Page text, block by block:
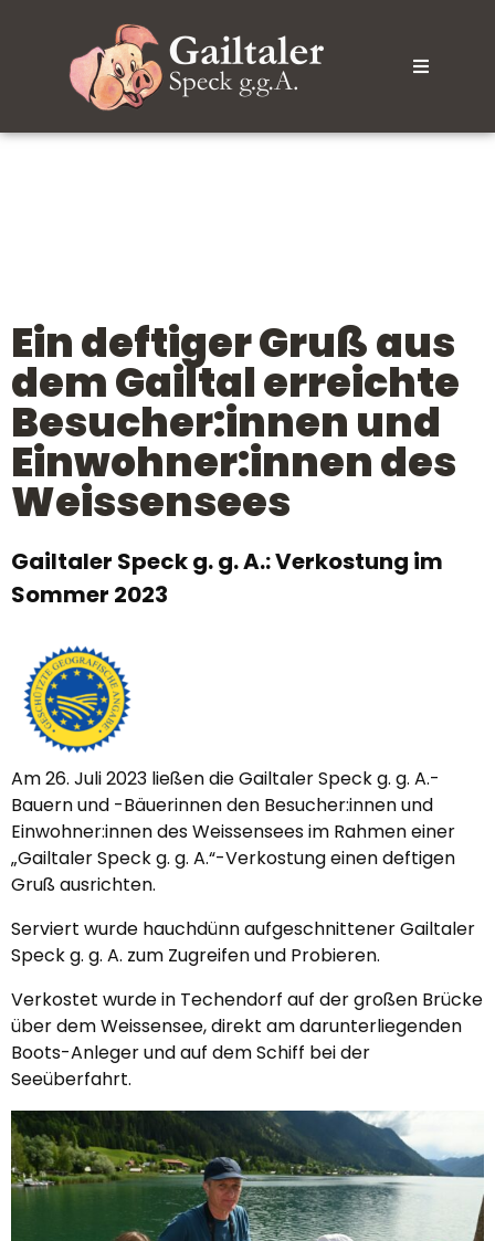
Ein deftiger Gruß aus
dem Gailtal erreichte
Besucher:innen und
Einwohner:innen des
Weissensees
Gailtaler Speck g. g. A.: Verkostung im
Sommer 2023
Am 26. Juli 2023 ließen die Gailtaler Speck g. g. A.-
Bauern und -Bäuerinnen den Besucher:innen und
Einwohner:innen des Weissensees im Rahmen einer
„Gailtaler Speck g. g. A.“-Verkostung einen deftigen
Gruß ausrichten.
Serviert wurde hauchdünn aufgeschnittener Gailtaler
Speck g. g. A. zum Zugreifen und Probieren.
Verkostet wurde in Techendorf auf der großen Brücke
über dem Weissensee, direkt am darunterliegenden
Boots-Anleger und auf dem Schiff bei der
Seeüberfahrt.